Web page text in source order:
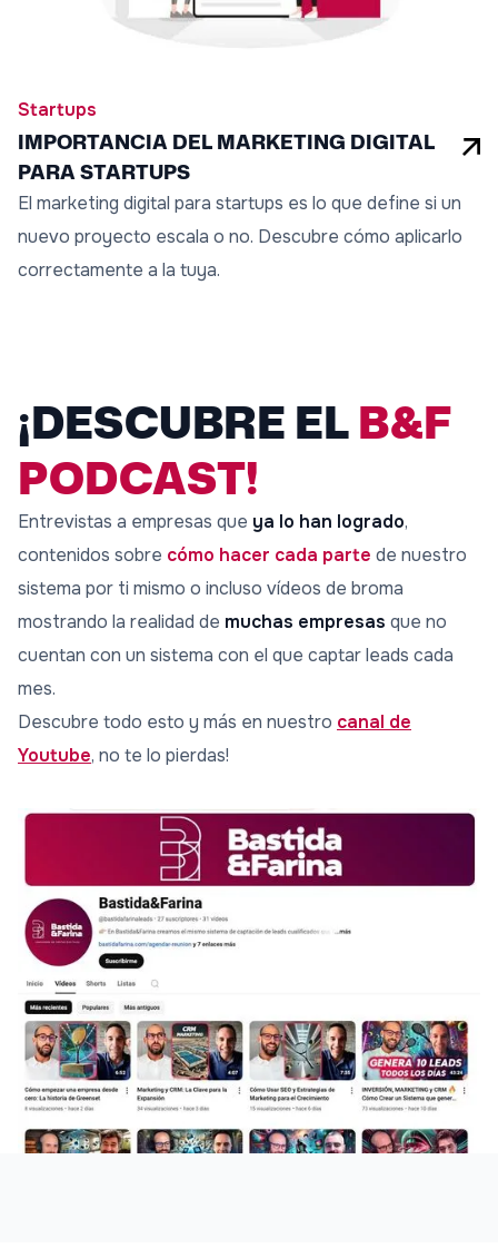
Startups
IMPORTANCIA DEL MARKETING DIGITAL
PARA STARTUPS
El marketing digital para startups es lo que define si un
nuevo proyecto escala o no. Descubre cómo aplicarlo
correctamente a la tuya.
¡DESCUBRE ELB&F
PODCAST!
Entrevistas a empresas que ya lo han logrado,
contenidos sobre cómo hacer cada parte de nuestro
sistema por ti mismo o incluso vídeos de broma
mostrando la realidad de muchas empresas que no
cuentan con un sistema con el que captar leads cada
mes.
Descubre todo esto y más en nuestro canal de
Youtube, no te lo pierdas!